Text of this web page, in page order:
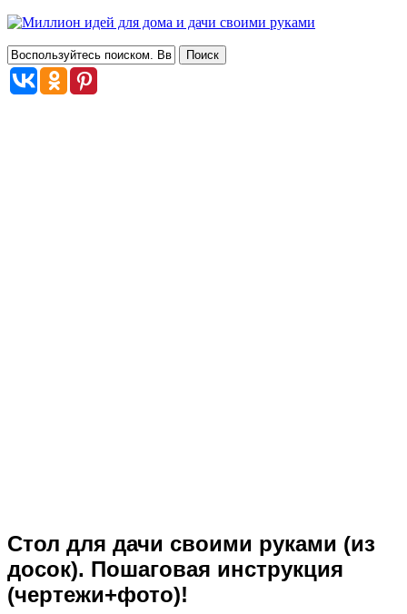
Стол для дачи своими руками (из
досок). Пошаговая инструкция
(чертежи+фото)!